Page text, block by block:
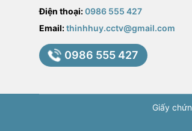
Điện thoại:0986 555 427
Email:thinhhuy.cctv@gmail.com
0986 555 427
Giấy